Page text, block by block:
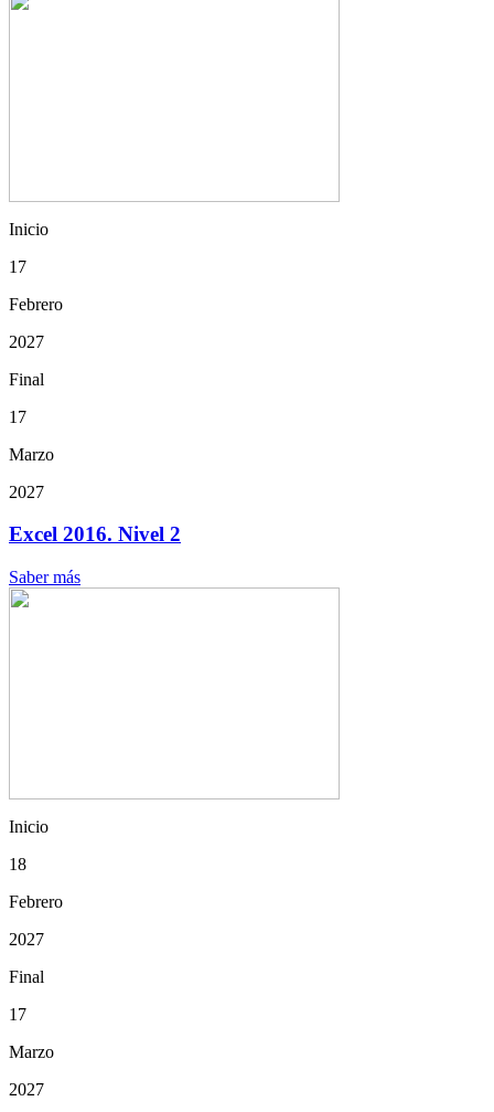
Inicio
17
Febrero
2027
Final
17
Marzo
2027
Excel 2016. Nivel 2
Saber más
Inicio
18
Febrero
2027
Final
17
Marzo
2027